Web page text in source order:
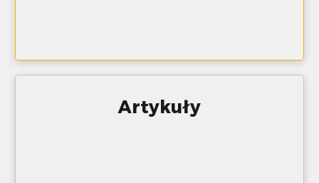
Artykuły